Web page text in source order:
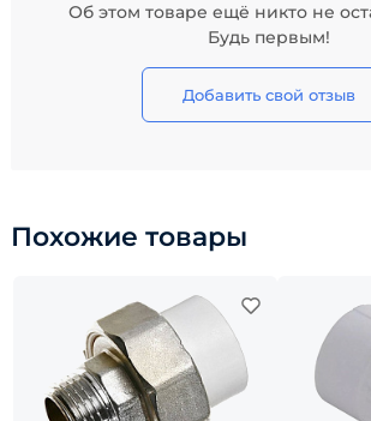
Об этом товаре ещё никто не
Будь первым!
Добавить свой отзыв
Похожие товары